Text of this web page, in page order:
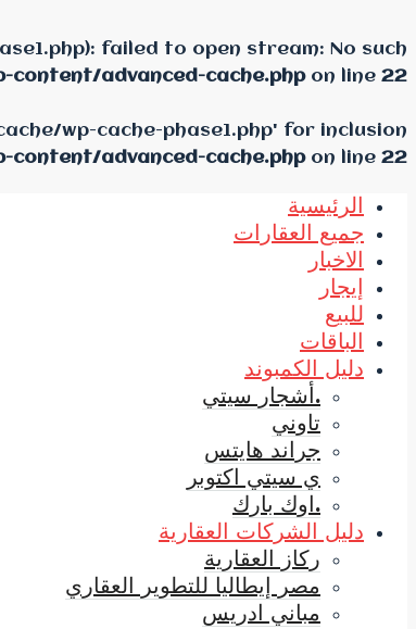
failed to open stream: No such
content/advanced-cache.phpon line 22
wp-cache-phase1.php' for inclusion
content/advanced-cache.phpon line 22
الرئيسية
جميع العقارات
الاخبار
إيجار
للبيع
الباقات
دليل الكمبوند
.أشجار سيتي
تاوني
جراند هايتس
ي سيتي اكتوبر
.اوك بارك
دليل الشركات العقارية
ركاز العقارية
مصر إيطاليا للتطوير العقاري
مباني ادريس